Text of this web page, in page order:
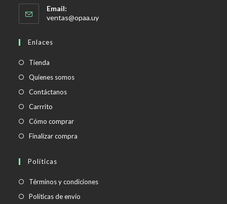
Email:
ventas@opaa.uySe
Enlaces
Tienda
Quienes somos
Contáctanos
Carrrito
Cómo comprar
Finalizar compra
Políticas
Términos y condicionesSe
Políticas de envío